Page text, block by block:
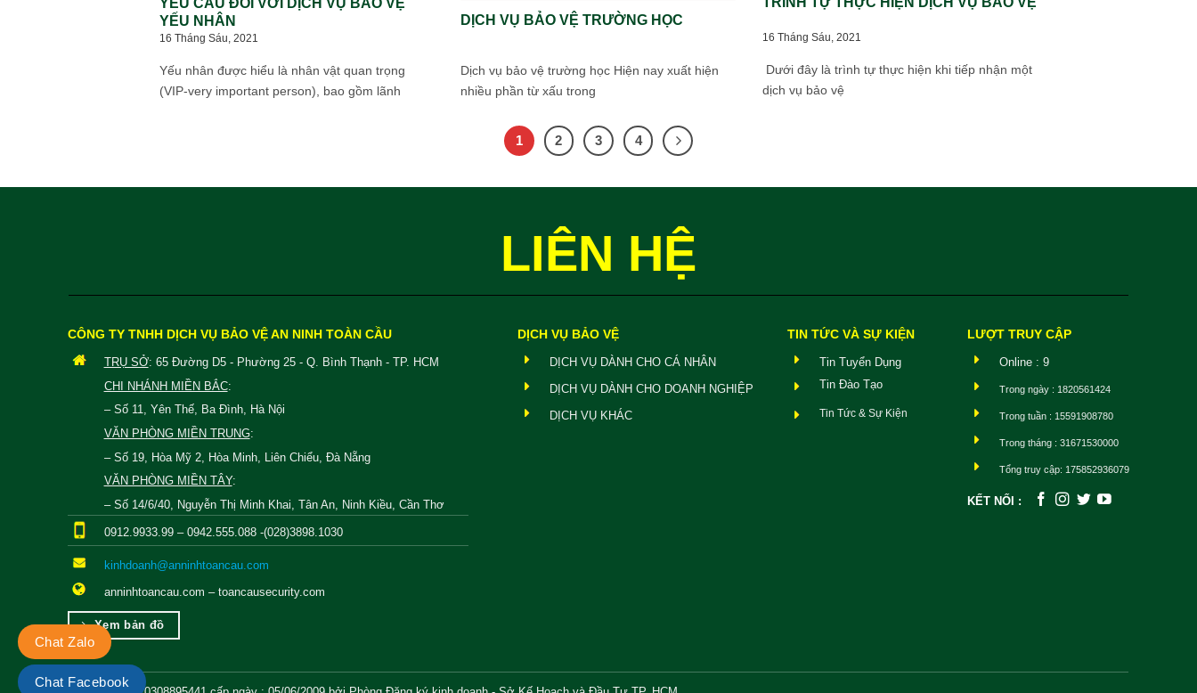
DỊCH VỤ BẢO VỆ TRƯỜNG HỌC
Dịch vụ bảo vệ trường học Hiện nay xuất hiện
nhiều phần từ xấu trong
16 Tháng Sáu, 2021
Dưới đây là trình tự thực hiện khi tiếp nhận một
dịch vụ bảo vệ
YẾU NHÂN
16 Tháng Sáu, 2021
Yếu nhân được hiểu là nhân vật quan trọng
(VIP-very important person), bao gồm lãnh
1 2 3 4
LIÊN HỆ
CÔNG TY TNHH DỊCH VỤ BẢO VỆ AN NINH TOÀN CẦU
TRỤ SỞ: 65 Đường D5 - Phường 25 - Q. Bình Thạnh - TP. HCM
CHI NHÁNH MIỀN BẮC:
– Số 11, Yên Thế, Ba Đình, Hà Nội
VĂN PHÒNG MIỀN TRUNG:
– Số 19, Hòa Mỹ 2, Hòa Minh, Liên Chiểu, Đà Nẵng
VĂN PHÒNG MIỀN TÂY:
– Số 14/6/40, Nguyễn Thị Minh Khai, Tân An, Ninh Kiều, Cần Thơ
0912.9933.99 – 0942.555.088 -(028)3898.1030
kinhdoanh@anninhtoancau.com
anninhtoancau.com – toancausecurity.com
Xem bản đồ
DỊCH VỤ BẢO VỆ
DỊCH VỤ DÀNH CHO CÁ NHÂN
DỊCH VỤ DÀNH CHO DOANH NGHIỆP
DỊCH VỤ KHÁC
TIN TỨC VÀ SỰ KIỆN
Tin Tuyển Dụng
Tin Đào Tạo
Tin Tức & Sự Kiện
LƯỢT TRUY CẬP
Online : 9
Trong ngày : 1820561424
Trong tuần : 15591908780
Trong tháng : 31671530000
Tổng truy cập: 175852936079
KẾT NỐI :
Chat Zalo
Chat Facebook